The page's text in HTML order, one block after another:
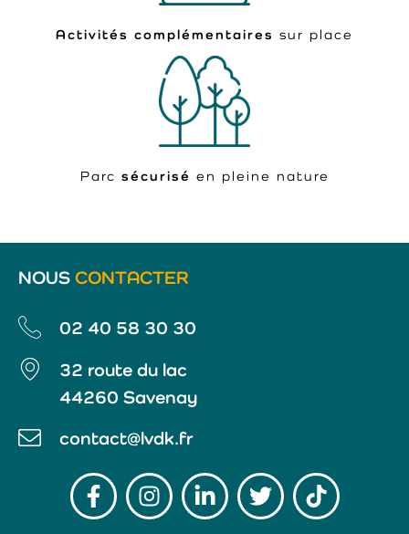
Activités complémentaires sur place
Parc sécurisé en pleine nature
NOUS CONTACTER
02 40 58 30 30
32 route du lac
44260 Savenay
contact@lvdk.fr